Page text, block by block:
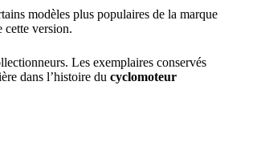
modèles plus populaires de la marque
cette version.
Les exemplaires conservés
dans l’histoire du cyclomoteur